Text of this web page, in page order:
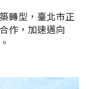
轉型，臺北市正
作，加速邁向